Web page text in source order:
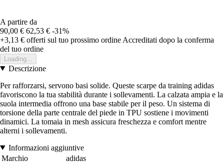
A partire da
90,00 € 62,53 € -31%
+3,13 € offerti sul tuo prossimo ordine Accreditati dopo la conferma
del tuo ordine
Loading...
Descrizione
Per rafforzarsi, servono basi solide. Queste scarpe da training adidas
favoriscono la tua stabilità durante i sollevamenti. La calzata ampia e la
suola intermedia offrono una base stabile per il peso. Un sistema di
torsione della parte centrale del piede in TPU sostiene i movimenti
dinamici. La tomaia in mesh assicura freschezza e comfort mentre
alterni i sollevamenti.
Informazioni aggiuntive
Marchio
adidas